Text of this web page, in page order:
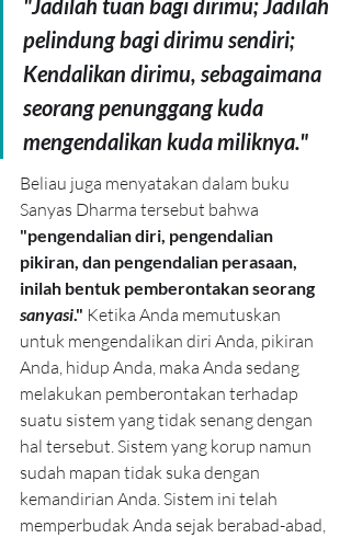
"Jadilah tuan bagi dirimu; Jadilah
pelindung bagi dirimu sendiri;
Kendalikan dirimu, sebagaimana
seorang penunggang kuda
mengendalikan kuda miliknya."
Beliau juga menyatakan dalam buku
Sanyas Dharma tersebut bahwa
"pengendalian diri, pengendalian
pikiran, dan pengendalian perasaan,
inilah bentuk pemberontakan seorang
sanyasi." Ketika Anda memutuskan
untuk mengendalikan diri Anda, pikiran
Anda, hidup Anda, maka Anda sedang
melakukan pemberontakan terhadap
suatu sistem yang tidak senang dengan
hal tersebut. Sistem yang korup namun
sudah mapan tidak suka dengan
kemandirian Anda. Sistem ini telah
memperbudak Anda sejak berabad-abad,